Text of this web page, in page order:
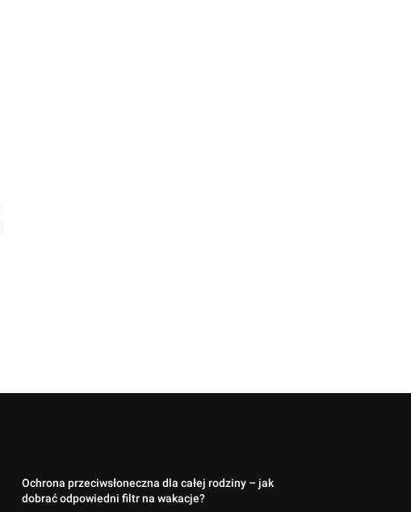
Ochrona przeciwsłoneczna dla całej rodziny – jak
dobrać odpowiedni filtr na wakacje?